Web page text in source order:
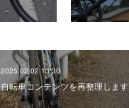
2025.02.02 13:30
自転車コンテンツを再整理します